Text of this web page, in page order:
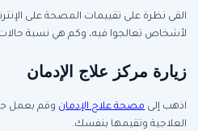
القى نظرة على تقييمات المصحة على
لأشخاص تعالجوا فيه، وكم هي نسبة حالات
زيارة مركز علاج الإدمان
اذهب إلىمصحة علاج الإدمان وقم بعمل
العلاجية وتقيمها بنفسك.